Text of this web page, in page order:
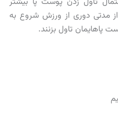
مدتی دوری از ورزش شروع به
تاول بزنند.